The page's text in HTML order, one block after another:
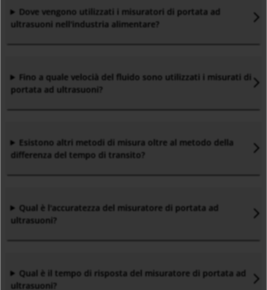
Dove vengono utilizzati i misuratori di portata ad
ultrasuoni nell'industria alimentare?
Fino a quale velocià del fluido sono utilizzati i misurati di
portata ad ultrasuoni?
Esistono altri metodi di misura oltre al metodo della
differenza del tempo di transito?
Qual è l'accuratezza del misuratore di portata ad
ultrasuoni?
Qual è il tempo di risposta del misuratore di portata ad
ultrasuoni?